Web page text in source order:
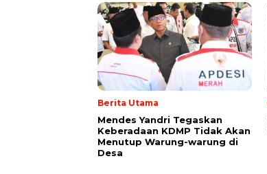
Berita Utama
Mendes Yandri Tegaskan
Keberadaan KDMP Tidak Akan
Menutup Warung-warung di
Desa